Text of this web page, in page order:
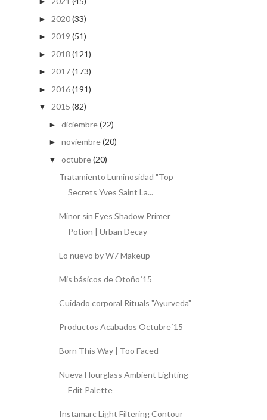
► 2020(33)
► 2019 (51)
► 2018 (121)
► 2017(173)
► 2016(191)
▼ 2015 (82)
► diciembre(22)
► noviembre(20)
▼ octubre(20)
Tratamiento Luminosidad "Top
Secrets Yves Saint La...
Minor sin Eyes Shadow Primer
Potion | Urban Decay
Lo nuevo by W7 Makeup
Mis básicos de Otoño´15
Cuidado corporal Rituals "Ayurveda"
Productos Acabados Octubre´15
Born This Way | Too Faced
Nueva Hourglass Ambient Lighting
Edit Palette
Instamarc Light Filtering Contour